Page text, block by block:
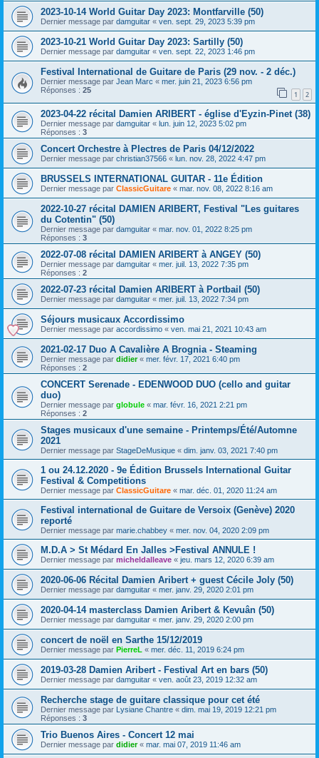
2023-10-14 World Guitar Day 2023: Montfarville (50)
Dernier message par damguitar « ven. sept. 29, 2023 5:39 pm
2023-10-21 World Guitar Day 2023: Sartilly (50)
Dernier message par damguitar « ven. sept. 22, 2023 1:46 pm
Festival International de Guitare de Paris (29 nov. - 2 déc.)
Dernier message par Jean Marc « mer. juin 21, 2023 6:56 pm
Réponses : 25 1 2
2023-04-22 récital Damien ARIBERT - église d'Eyzin-Pinet (38)
Dernier message par damguitar « lun. juin 12, 2023 5:02 pm
Réponses : 3
Concert Orchestre à Plectres de Paris 04/12/2022
Dernier message par christian37566 « lun. nov. 28, 2022 4:47 pm
BRUSSELS INTERNATIONAL GUITAR - 11e Édition
Dernier message par ClassicGuitare « mar. nov. 08, 2022 8:16 am
2022-10-27 récital DAMIEN ARIBERT, Festival "Les guitares
du Cotentin" (50)
Dernier message par damguitar « mar. nov. 01, 2022 8:25 pm
Réponses : 3
2022-07-08 récital DAMIEN ARIBERT à ANGEY (50)
Dernier message par damguitar « mer. juil. 13, 2022 7:35 pm
Réponses : 2
2022-07-23 récital Damien ARIBERT à Portbail (50)
Dernier message par damguitar « mer. juil. 13, 2022 7:34 pm
Séjours musicaux Accordissimo
Dernier message par accordissimo « ven. mai 21, 2021 10:43 am
2021-02-17 Duo A Cavalière A Brognia - Steaming
Dernier message par didier« mer. févr. 17, 2021 6:40 pm
Réponses : 2
CONCERT Serenade - EDENWOOD DUO (cello and guitar
duo)
Dernier message par globule « mar. févr. 16, 2021 2:21 pm
Réponses : 2
Stages musicaux d'une semaine - Printemps/Été/Automne
2021
Dernier message par StageDeMusique « dim. janv. 03, 2021 7:40 pm
1 ou 24.12.2020 - 9e Édition Brussels International Guitar
Festival & Competitions
Dernier message par ClassicGuitare « mar. déc. 01, 2020 11:24 am
Festival international de Guitare de Versoix (Genève) 2020
reporté
Dernier message par marie.chabbey « mer. nov. 04, 2020 2:09 pm
M.D.A > St Médard En Jalles >Festival ANNULE !
Dernier message par micheldalleave « jeu. mars 12, 2020 6:39 am
2020-06-06 Récital Damien Aribert + guest Cécile Joly (50)
Dernier message par damguitar « mer. janv. 29, 2020 2:01 pm
2020-04-14 masterclass Damien Aribert & Kevuân (50)
Dernier message par damguitar « mer. janv. 29, 2020 2:00 pm
concert de noël en Sarthe 15/12/2019
Dernier message par PierreL « mer. déc. 11, 2019 6:24 pm
2019-03-28 Damien Aribert - Festival Art en bars (50)
Dernier message par damguitar « ven. août 23, 2019 12:32 am
Recherche stage de guitare classique pour cet été
Dernier message par Lysiane Chantre « dim. mai 19, 2019 12:21 pm
Réponses : 3
Trio Buenos Aires - Concert 12 mai
Dernier message par didier« mar. mai 07, 2019 11:46 am